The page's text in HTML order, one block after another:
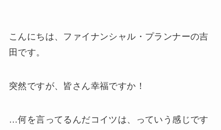
こんにちは、ファイナンシャル・プランナーの吉
田です。
突然ですが、皆さん幸福ですか！
…何を言ってるんだコイツは、っていう感じです